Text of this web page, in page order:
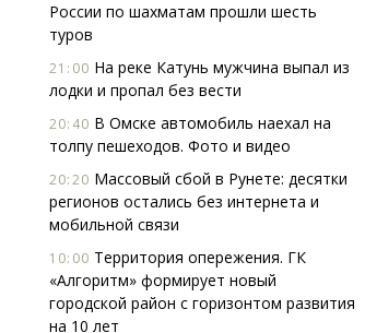
России по шахматам прошли шесть
туров
21:00 На реке Катунь мужчина выпал из
лодки и пропал без вести
20:40 В Омске автомобиль наехал на
толпу пешеходов. Фото и видео
20:20 Массовый сбой в Рунете: десятки
регионов остались без интернета и
мобильной связи
10:00 Территория опережения. ГК
«Алгоритм» формирует новый
городской район с горизонтом развития
на 10 лет